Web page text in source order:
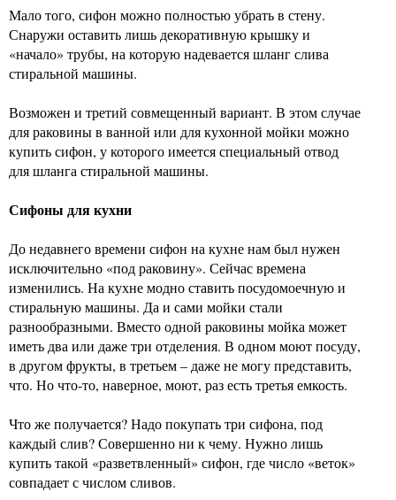
Мало того, сифон можно полностью убрать в стену.
Снаружи оставить лишь декоративную крышку и
«начало» трубы, на которую надевается шланг слива
стиральной машины.
Возможен и третий совмещенный вариант. В этом случае
для раковины в ванной или для кухонной мойки можно
купить сифон, у которого имеется специальный отвод
для шланга стиральной машины.
Сифоны для кухни
До недавнего времени сифон на кухне нам был нужен
исключительно «под раковину». Сейчас времена
изменились. На кухне модно ставить посудомоечную и
стиральную машины. Да и сами мойки стали
разнообразными. Вместо одной раковины мойка может
иметь два или даже три отделения. В одном моют посуду,
в другом фрукты, в третьем – даже не могу представить,
что. Но что-то, наверное, моют, раз есть третья емкость.
Что же получается? Надо покупать три сифона, под
каждый слив? Совершенно ни к чему. Нужно лишь
купить такой «разветвленный» сифон, где число «веток»
совпадает с числом сливов.